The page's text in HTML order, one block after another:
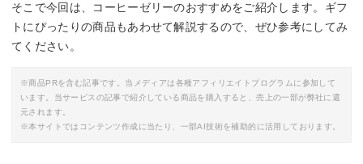
そこで今回は、コーヒーゼリーのおすすめをご紹介します。ギフ
トにぴったりの商品もあわせて解説するので、ぜひ参考にしてみ
てください。
※商品PRを含む記事です。当メディアは各種アフィリエイトプログラムに参加して
います。当サービスの記事で紹介している商品を購入すると、売上の一部が弊社に還
元されます。
※本サイトではコンテンツ作成に当たり、一部AI技術を補助的に活用しております。